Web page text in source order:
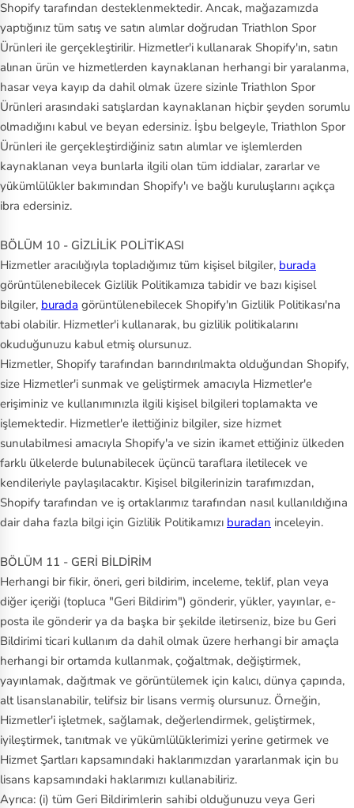
Shopify tarafından desteklenmektedir. Ancak, mağazamızda
yaptığınız tüm satış ve satın alımlar doğrudan Triathlon Spor
Ürünleri ile gerçekleştirilir. Hizmetler'i kullanarak Shopify'ın, satın
alınan ürün ve hizmetlerden kaynaklanan herhangi bir yaralanma,
hasar veya kayıp da dahil olmak üzere sizinle Triathlon Spor
Ürünleri arasındaki satışlardan kaynaklanan hiçbir şeyden sorumlu
olmadığını kabul ve beyan edersiniz. İşbu belgeyle, Triathlon Spor
Ürünleri ile gerçekleştirdiğiniz satın alımlar ve işlemlerden
kaynaklanan veya bunlarla ilgili olan tüm iddialar, zararlar ve
yükümlülükler bakımından Shopify'ı ve bağlı kuruluşlarını açıkça
ibra edersiniz.
BÖLÜM 10 - GİZLİLİK POLİTİKASI
Hizmetler aracılığıyla topladığımız tüm kişisel bilgiler, burada
görüntülenebilecek Gizlilik Politikamıza tabidir ve bazı kişisel
bilgiler, burada görüntülenebilecek Shopify'ın Gizlilik Politikası'na
tabi olabilir. Hizmetler'i kullanarak, bu gizlilik politikalarını
okuduğunuzu kabul etmiş olursunuz.
Hizmetler, Shopify tarafından barındırılmakta olduğundan Shopify,
size Hizmetler'i sunmak ve geliştirmek amacıyla Hizmetler'e
erişiminiz ve kullanımınızla ilgili kişisel bilgileri toplamakta ve
işlemektedir. Hizmetler'e ilettiğiniz bilgiler, size hizmet
sunulabilmesi amacıyla Shopify'a ve sizin ikamet ettiğiniz ülkeden
farklı ülkelerde bulunabilecek üçüncü taraflara iletilecek ve
kendileriyle paylaşılacaktır. Kişisel bilgilerinizin tarafımızdan,
Shopify tarafından ve iş ortaklarımız tarafından nasıl kullanıldığına
dair daha fazla bilgi için Gizlilik Politikamızı buradan inceleyin.
BÖLÜM 11 - GERİ BİLDİRİM
Herhangi bir fikir, öneri, geri bildirim, inceleme, teklif, plan veya
diğer içeriği (topluca "Geri Bildirim") gönderir, yükler, yayınlar, e-
posta ile gönderir ya da başka bir şekilde iletirseniz, bize bu Geri
Bildirimi ticari kullanım da dahil olmak üzere herhangi bir amaçla
herhangi bir ortamda kullanmak, çoğaltmak, değiştirmek,
yayınlamak, dağıtmak ve görüntülemek için kalıcı, dünya çapında,
alt lisanslanabilir, telifsiz bir lisans vermiş olursunuz. Örneğin,
Hizmetler'i işletmek, sağlamak, değerlendirmek, geliştirmek,
iyileştirmek, tanıtmak ve yükümlülüklerimizi yerine getirmek ve
Hizmet Şartları kapsamındaki haklarımızdan yararlanmak için bu
lisans kapsamındaki haklarımızı kullanabiliriz.
Ayrıca: (i) tüm Geri Bildirimlerin sahibi olduğunuzu veya Geri